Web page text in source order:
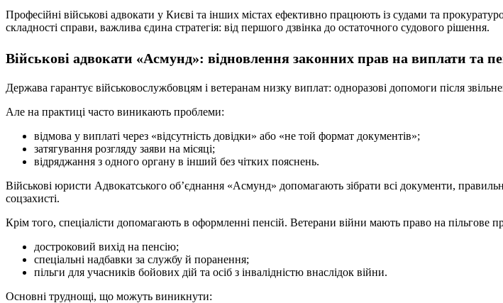
Професійні військові адвокати у Києві та інших містах ефективно працюють із судами та
складності справи, важлива єдина стратегія: від першого дзвінка до остаточного судового рішення.
Військові адвокати «Асмунд»: відновлення законних прав на виплати та
Держава гарантує військовослужбовцям і ветеранам низку виплат: одноразові допомоги після
Але на практиці часто виникають проблеми:
відмова у виплаті через «відсутність довідки» або «не той формат документів»;
затягування розгляду заяви на місяці;
відряджання з одного органу в інший без чітких пояснень.
Військові юристи Адвокатського об’єднання «Асмунд» допомагають зібрати всі документи,
соцзахисті.
Крім того, спеціалісти допомагають в оформленні пенсій. Ветерани війни мають право на пільгове
достроковий вихід на пенсію;
спеціальні надбавки за службу й поранення;
пільги для учасників бойових дій та осіб з інвалідністю внаслідок війни.
Основні труднощі, що можуть виникнути: